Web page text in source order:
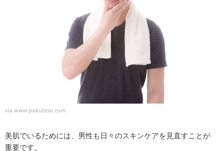
via www.pakutaso.com
美肌でいるためには、男性も日々のスキンケアを見直すことが
重要です。